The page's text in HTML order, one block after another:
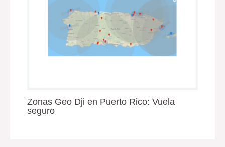
Zonas Geo Dji en Puerto Rico: Vuela
seguro